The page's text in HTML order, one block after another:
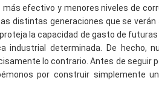
efectivo y menores niveles de
distintas generaciones que se
la capacidad de gasto de futuras
determinada. De hecho,
lo contrario. Antes de seguir
por construir simplemente